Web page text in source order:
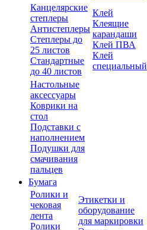
Канцелярские
степлеры
Антистеплеры
Степлеры до
25 листов
Стандартные
до 40 листов
Клей
Клеящие
карандаши
Клей ПВА
Клей
специальный
Настольные
аксессуары
Коврики на
стол
Подставки с
наполнением
Подушки для
смачивания
пальцев
Бумага
Ролики и
чековая
лента
Ролики
Этикетки и
оборудование
для маркировки